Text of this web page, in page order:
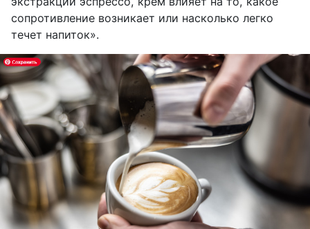
сопротивление возникает или насколько легко
течет напиток».